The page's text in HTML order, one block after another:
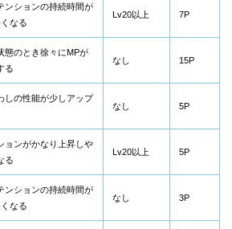
ンションの持続時間が
なる
Lv20以上 7P
態のとき徐々にMPが
る
なし 15P
しの性能が少しアップ
なし 5P
ョンがかなり上昇しや
る
Lv20以上 5P
ンションの持続時間が
なる
なし 3P